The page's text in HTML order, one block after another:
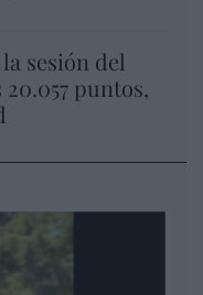
sesión del
puntos,